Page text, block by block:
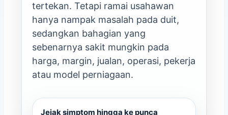
tertekan. Tetapi ramai usahawan
hanya nampak masalah pada duit,
sedangkan bahagian yang
sebenarnya sakit mungkin pada
harga, margin, jualan, operasi, pekerja
atau model perniagaan.
Jejak simptom hingga ke punca